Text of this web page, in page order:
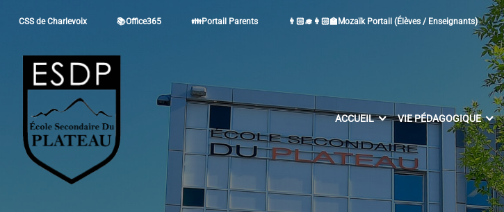
CSS de Charlevoix 📚Office365 👪Portail Parents 👨🏻‍🎓👩🏻‍🏫Mozaïk Portail (Élèves / Enseignants)
ACCUEIL VIE PÉDAGOGIQUE